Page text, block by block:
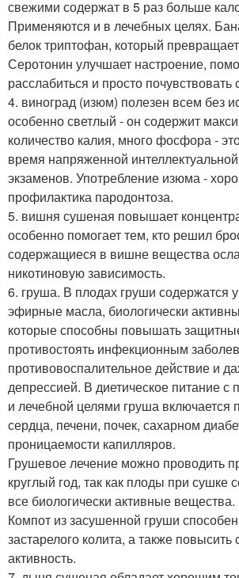
свежими содержат в 5 раз больше
Применяются и в лечебных целях.
белок триптофан, который
Серотонин улучшает настроение,
расслабиться и просто
4. виноград (изюм) полезен всем без
особенно светлый - он содержит
количество калия, много фосфора -
время напряженной
экзаменов. Употребление изюма -
профилактика пародонтоза.
5. вишня сушеная повышает
особенно помогает тем, кто решил
содержащиеся в вишне вещества
никотиновую зависимость.
6. груша. В плодах груши содержатся
эфирные масла, биологически
которые способны повышать
противостоять инфекционным
противовоспалительное действие и
депрессией. В диетическое питание с
и лечебной целями груша включается
сердца, печени, почек, сахарном
проницаемости капилляров.
Грушевое лечение можно проводить
круглый год, так как плоды при сушке
все биологически активные вещества.
Компот из засушенной груши
застарелого колита, а также повысить
активность.